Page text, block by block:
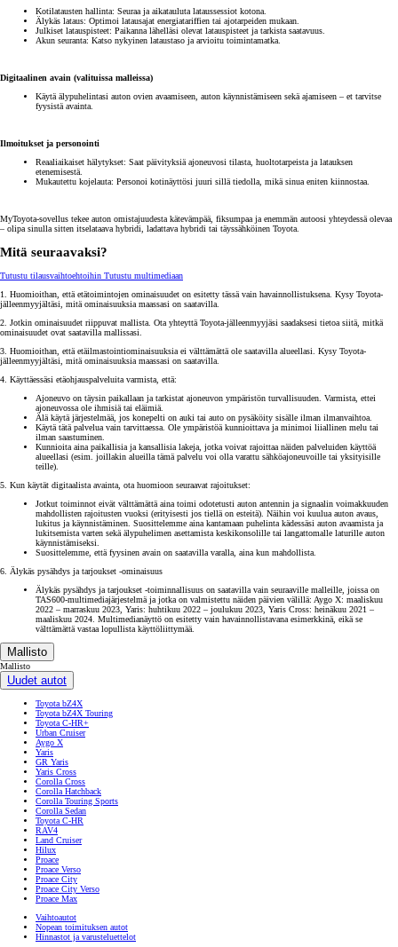
Kotilatausten hallinta: Seuraa ja aikatauluta lataussessiot kotona.
Älykäs lataus: Optimoi latausajat energiatariffien tai ajotarpeiden mukaan.
Julkiset latauspisteet: Paikanna lähelläsi olevat latauspisteet ja tarkista saatavuus.
Akun seuranta: Katso nykyinen lataustaso ja arvioitu toimintamatka.
Digitaalinen avain (valituissa malleissa)
Käytä älypuhelintasi auton ovien avaamiseen, auton käynnistämiseen sekä ajamiseen – et tarvitse
fyysistä avainta.
Ilmoitukset ja personointi
Reaaliaikaiset hälytykset: Saat päivityksiä ajoneuvosi tilasta, huoltotarpeista ja latauksen
etenemisestä.
Mukautettu kojelauta: Personoi kotinäyttösi juuri sillä tiedolla, mikä sinua eniten kiinnostaa.
MyToyota-sovellus tekee auton omistajuudesta kätevämpää, fiksumpaa ja enemmän autoosi yhteydessä olevaa
– olipa sinulla sitten itselataava hybridi, ladattava hybridi tai täyssähköinen Toyota.
Mitä seuraavaksi?
Tutustu tilausvaihtoehtoihin Tutustu multimediaan
1. Huomioithan, että etätoimintojen ominaisuudet on esitetty tässä vain havainnollistuksena. Kysy Toyota-
jälleenmyyjältäsi, mitä ominaisuuksia maassasi on saatavilla.
2. Jotkin ominaisuudet riippuvat mallista. Ota yhteyttä Toyota-jälleenmyyjäsi saadaksesi tietoa siitä, mitkä
ominaisuudet ovat saatavilla mallissasi.
3. Huomioithan, että etäilmastointiominaisuuksia ei välttämättä ole saatavilla alueellasi. Kysy Toyota-
jälleenmyyjältäsi, mitä ominaisuuksia maassasi on saatavilla.
4. Käyttäessäsi etäohjauspalveluita varmista, että:
Ajoneuvo on täysin paikallaan ja tarkistat ajoneuvon ympäristön turvallisuuden. Varmista, ettei
ajoneuvossa ole ihmisiä tai eläimiä.
Älä käytä järjestelmää, jos konepelti on auki tai auto on pysäköity sisälle ilman ilmanvaihtoa.
Käytä tätä palvelua vain tarvittaessa. Ole ympäristöä kunnioittava ja minimoi liiallinen melu tai
ilman saastuminen.
Kunnioita aina paikallisia ja kansallisia lakeja, jotka voivat rajoittaa näiden palveluiden käyttöä
alueellasi (esim. joillakin alueilla tämä palvelu voi olla varattu sähköajoneuvoille tai yksityisille
teille).
5. Kun käytät digitaalista avainta, ota huomioon seuraavat rajoitukset:
Jotkut toiminnot eivät välttämättä aina toimi odotetusti auton antennin ja signaalin voimakkuuden
mahdollisten rajoitusten vuoksi (erityisesti jos tiellä on esteitä). Näihin voi kuulua auton avaus,
lukitus ja käynnistäminen. Suosittelemme aina kantamaan puhelinta kädessäsi auton avaamista ja
lukitsemista varten sekä älypuhelimen asettamista keskikonsolille tai langattomalle laturille auton
käynnistämiseksi.
Suosittelemme, että fyysinen avain on saatavilla varalla, aina kun mahdollista.
6. Älykäs pysähdys ja tarjoukset -ominaisuus
Älykäs pysähdys ja tarjoukset -toiminnallisuus on saatavilla vain seuraaville malleille, joissa on
TAS600-multimediajärjestelmä ja jotka on valmistettu näiden päivien välillä: Aygo X: maaliskuu
2022 – marraskuu 2023, Yaris: huhtikuu 2022 – joulukuu 2023, Yaris Cross: heinäkuu 2021 –
maaliskuu 2024. Multimedianäyttö on esitetty vain havainnollistavana esimerkkinä, eikä se
välttämättä vastaa lopullista käyttöliittymää.
Mallisto
Mallisto
Uudet autot
Toyota bZ4X
Toyota bZ4X Touring
Toyota C-HR+
Urban Cruiser
Aygo X
Yaris
GR Yaris
Yaris Cross
Corolla Cross
Corolla Hatchback
Corolla Touring Sports
Corolla Sedan
Toyota C-HR
RAV4
Land Cruiser
Hilux
Proace
Proace Verso
Proace City
Proace City Verso
Proace Max
Vaihtoautot
Nopean toimituksen autot
Hinnastot ja varusteluettelot